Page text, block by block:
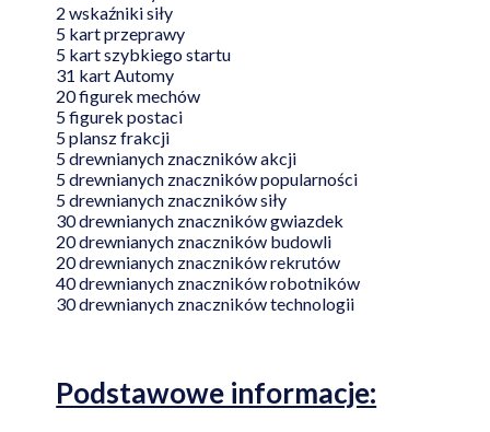
2 wskaźniki siły
5 kart przeprawy
5 kart szybkiego startu
31 kart Automy
20 figurek mechów
5 figurek postaci
5 plansz frakcji
5 drewnianych znaczników akcji
5 drewnianych znaczników popularności
5 drewnianych znaczników siły
30 drewnianych znaczników gwiazdek
20 drewnianych znaczników budowli
20 drewnianych znaczników rekrutów
40 drewnianych znaczników robotników
30 drewnianych znaczników technologii
Podstawowe informacje: